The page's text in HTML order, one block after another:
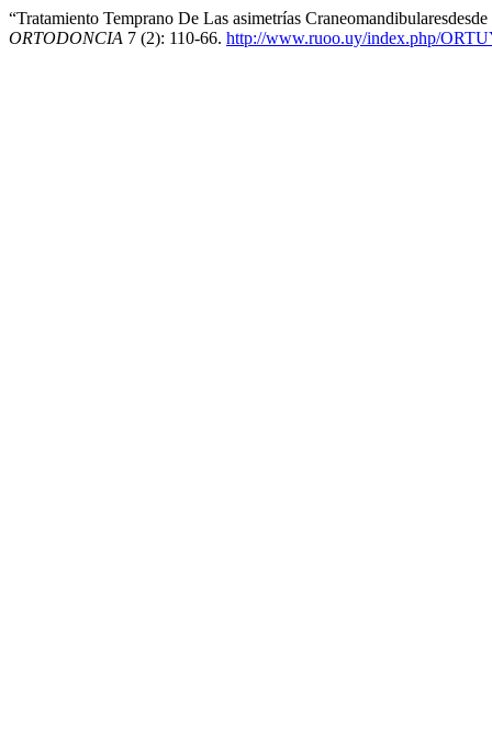
“Tratamiento Temprano De Las asimetrías
ORTODONCIA 7 (2): 110-66. http://www.ruoo.uy/index.php/